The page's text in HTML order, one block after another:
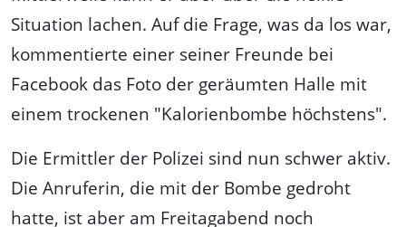
Situation lachen. Auf die Frage, was da los war,
kommentierte einer seiner Freunde bei
Facebook das Foto der geräumten Halle mit
einem trockenen "Kalorienbombe höchstens".
Die Ermittler der Polizei sind nun schwer aktiv.
Die Anruferin, die mit der Bombe gedroht
hatte, ist aber am Freitagabend noch